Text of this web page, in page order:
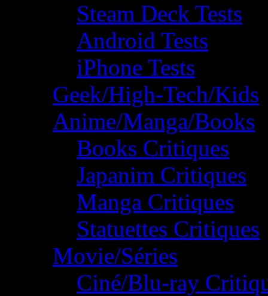
Steam Deck Tests
Android Tests
iPhone Tests
Geek/High-Tech/Kids
Anime/Manga/Books
Books Critiques
Japanim Critiques
Manga Critiques
Statuettes Critiques
Movie/Séries
Ciné/Blu-ray